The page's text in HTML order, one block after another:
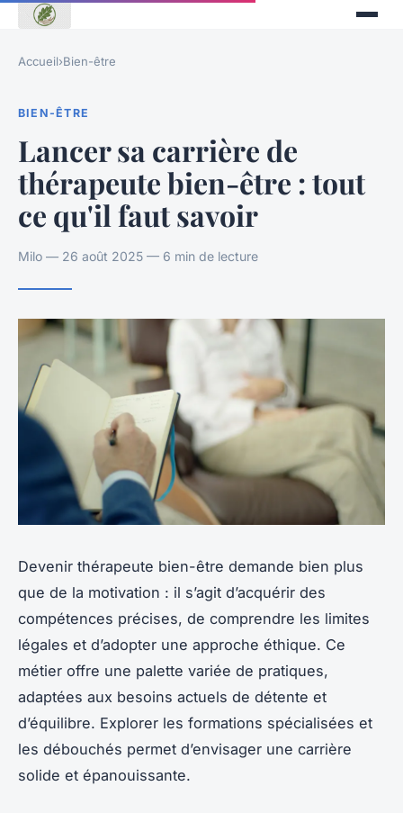
Accueil›Bien-être
BIEN-ÊTRE
Lancer sa carrière de
thérapeute bien-être : tout
ce qu'il faut savoir
Milo — 26 août 2025 — 6 min de lecture
Devenir thérapeute bien-être demande bien plus
que de la motivation : il s’agit d’acquérir des
compétences précises, de comprendre les limites
légales et d’adopter une approche éthique. Ce
métier offre une palette variée de pratiques,
adaptées aux besoins actuels de détente et
d’équilibre. Explorer les formations spécialisées et
les débouchés permet d’envisager une carrière
solide et épanouissante.